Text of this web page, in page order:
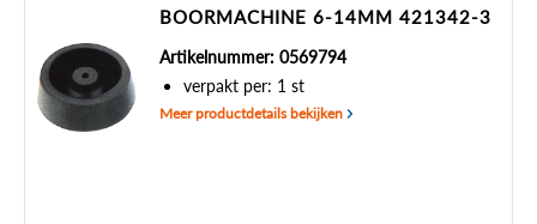
BOORMACHINE 6-14MM 421342-3
Artikelnummer: 0569794
verpakt per: 1 st
Meer productdetails bekijken